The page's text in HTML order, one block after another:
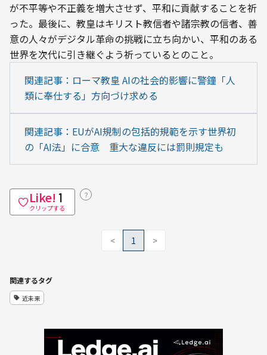
が不平等や不正義を増大させず、平和に貢献することを祈
った。最後に、教皇はキリスト教信者や諸宗教の信者、善
意の人々がデジタル革命の挑戦に立ち向かい、平和のある
世界を次代に引き継ぐよう祈っているとのこと。
関連記事：ローマ教皇 AIの社会的影響に警鐘「人
類に奉仕する」方向づけ求める
関連記事：EUがAI規制の包括的規範を示す世界初
の「AI法」に合意　重大な違反には罰則規定も
Like! 1
クリップする
？
< 1 >
関連するタグ
近未来